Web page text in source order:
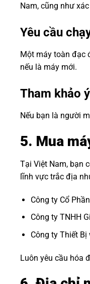
Nam, cũng như
Yêu cầu
Một máy toàn đạc
nếu là máy mới.
Tham khảo
Nếu bạn là người
5. Mua
Tại Việt Nam, bạn
lĩnh vực trắc địa
Công ty Cổ
Công ty TNHH
Công ty Thiết
Luôn yêu cầu hóa